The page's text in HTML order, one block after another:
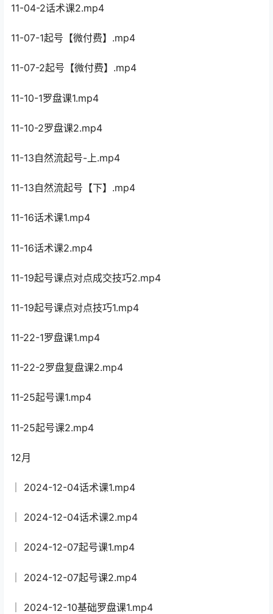
11-04-2话术课2.mp4
11-07-1起号【微付费】.mp4
11-07-2起号【微付费】.mp4
11-10-1罗盘课1.mp4
11-10-2罗盘课2.mp4
11-13自然流起号-上.mp4
11-13自然流起号【下】.mp4
11-16话术课1.mp4
11-16话术课2.mp4
11-19起号课点对点成交技巧2.mp4
11-19起号课点对点技巧1.mp4
11-22-1罗盘课1.mp4
11-22-2罗盘复盘课2.mp4
11-25起号课1.mp4
11-25起号课2.mp4
12月
│ 2024-12-04话术课1.mp4
│ 2024-12-04话术课2.mp4
│ 2024-12-07起号课1.mp4
│ 2024-12-07起号课2.mp4
│ 2024-12-10基础罗盘课1.mp4